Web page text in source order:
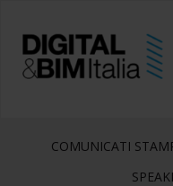
COMUNICATI